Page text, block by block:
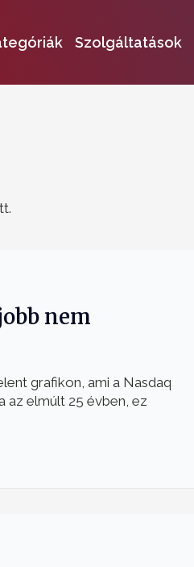
Szolgáltatások
nem
grafikon, ami a Nasdaq
az elmúlt 25 évben, ez